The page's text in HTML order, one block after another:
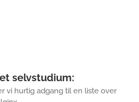
selvstudium:
vi hurtig adgang til en liste over